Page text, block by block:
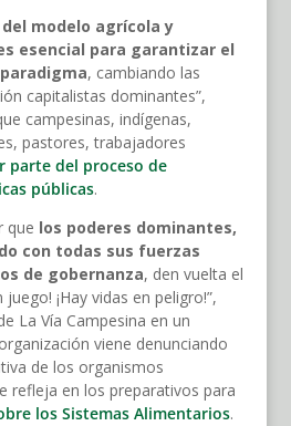
modelo agrícola y
esencial para garantizar el
, cambiando las
capitalistas dominantes”,
campesinas, indígenas,
pastores, trabajadores
parte del proceso de
públicas.
que los poderes dominantes,
con todas sus fuerzas
de gobernanza, den vuelta el
¡Hay vidas en peligro!”,
La Vía Campesina en un
viene denunciando
de los organismos
refleja en los preparativos para
los Sistemas Alimentarios.